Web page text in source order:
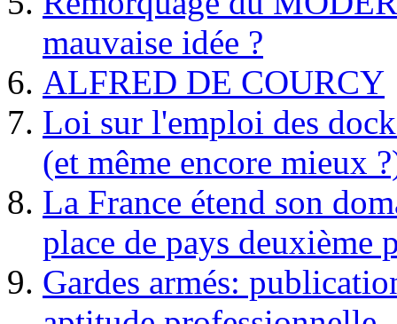
mauvaise idée ?
ALFRED DE COURCY
Loi sur l'emploi des
(et même encore mieux
La France étend son
place de pays deuxième
Gardes armés: